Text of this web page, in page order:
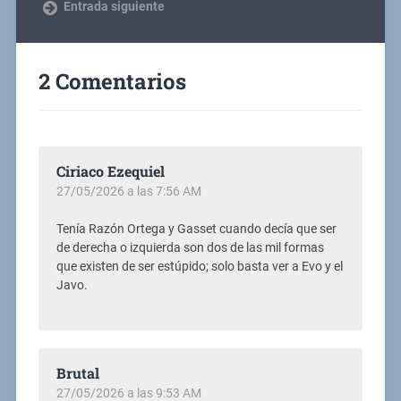
Entrada siguiente
2 Comentarios
Ciriaco Ezequiel
27/05/2026 a las 7:56 AM
Tenía Razón Ortega y Gasset cuando decía que ser
de derecha o izquierda son dos de las mil formas
que existen de ser estúpido; solo basta ver a Evo y el
Javo.
Brutal
27/05/2026 a las 9:53 AM